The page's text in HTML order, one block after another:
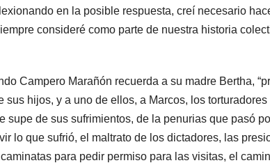
en la posible respuesta, creí necesario
consideré como parte de nuestra historia
Campero Marañón recuerda a su madre Bertha,
sus hijos, y a uno de ellos, a Marcos, los
supe de sus sufrimientos, de la penurias que pasó
lo que sufrió, el maltrato de los dictadores, las
para pedir permiso para las visitas, el